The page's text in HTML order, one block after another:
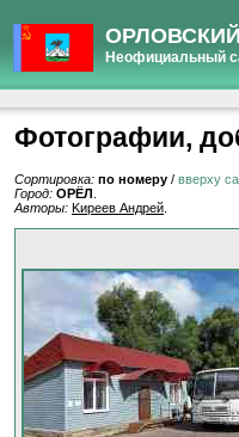
Неофициальный
Фотографии,
Сортировка: по номеру / вверху
Город: ОРЁЛ
Авторы: Kиpeeв Aндpeй